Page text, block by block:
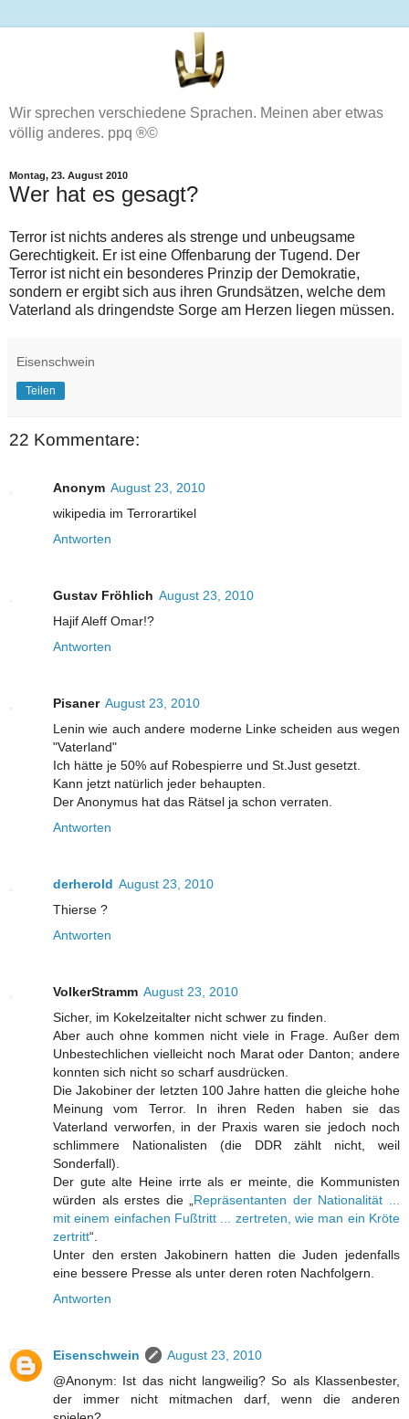
Wir sprechen verschiedene Sprachen. Meinen aber etwas
völlig anderes. ppq ®©
Montag, 23. August 2010
Wer hat es gesagt?
Terror ist nichts anderes als strenge und unbeugsame
Gerechtigkeit. Er ist eine Offenbarung der Tugend. Der
Terror ist nicht ein besonderes Prinzip der Demokratie,
sondern er ergibt sich aus ihren Grundsätzen, welche dem
Vaterland als dringendste Sorge am Herzen liegen müssen.
Eisenschwein
Teilen
22 Kommentare:
Anonym August 23, 2010
wikipedia im Terrorartikel
Antworten
Gustav Fröhlich August 23, 2010
Hajif Aleff Omar!?
Antworten
Pisaner August 23, 2010
Lenin wie auch andere moderne Linke scheiden aus wegen
"Vaterland"
Ich hätte je 50% auf Robespierre und St.Just gesetzt.
Kann jetzt natürlich jeder behaupten.
Der Anonymus hat das Rätsel ja schon verraten.
Antworten
derherold August 23, 2010
Thierse ?
Antworten
VolkerStramm August 23, 2010
Sicher, im Kokelzeitalter nicht schwer zu finden.
Aber auch ohne kommen nicht viele in Frage. Außer dem
Unbestechlichen vielleicht noch Marat oder Danton; andere
konnten sich nicht so scharf ausdrücken.
Die Jakobiner der letzten 100 Jahre hatten die gleiche hohe
Meinung vom Terror. In ihren Reden haben sie das
Vaterland verworfen, in der Praxis waren sie jedoch noch
schlimmere Nationalisten (die DDR zählt nicht, weil
Sonderfall).
Der gute alte Heine irrte als er meinte, die Kommunisten
würden als erstes die „ Repräsentanten der Nationalität ...
mit einem einfachen Fußtritt ... zertreten, wie man ein Kröte
zertritt“.
Unter den ersten Jakobinern hatten die Juden jedenfalls
eine bessere Presse als unter deren roten Nachfolgern.
Antworten
Eisenschwein
August 23, 2010
@Anonym: Ist das nicht langweilig? So als Klassenbester,
der immer nicht mitmachen darf, wenn die anderen